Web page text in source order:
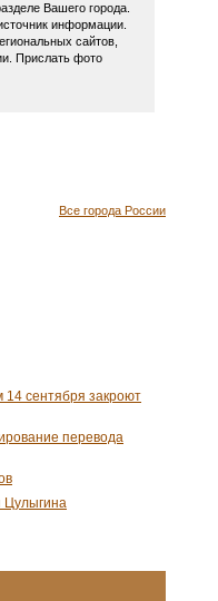
Вашего города.
информации.
сайтов,
Прислать фото
Все города России
сентября закроют
перевода
Цулыгина